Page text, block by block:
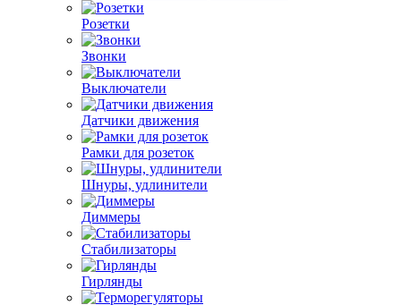
Розетки
Звонки
Выключатели
Датчики движения
Рамки для розеток
Шнуры, удлинители
Диммеры
Стабилизаторы
Гирлянды